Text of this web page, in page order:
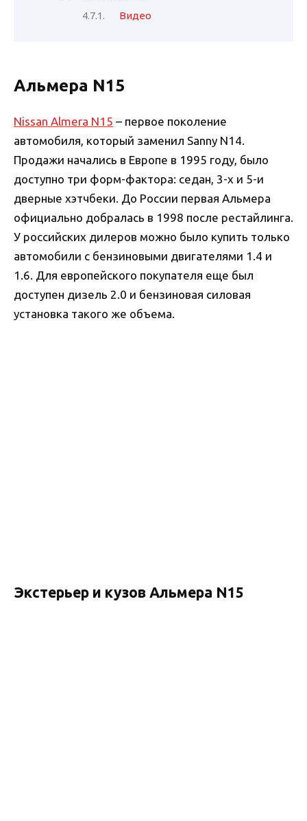
Видео
Альмера N15
Nissan Almera N15 – первое поколение
автомобиля, который заменил Sanny N14.
Продажи начались в Европе в 1995 году, было
доступно три форм-фактора: седан, 3-х и 5-и
дверные хэтчбеки. До России первая Альмера
официально добралась в 1998 после рестайлинга.
У российских дилеров можно было купить только
автомобили с бензиновыми двигателями 1.4 и
1.6. Для европейского покупателя еще был
доступен дизель 2.0 и бензиновая силовая
установка такого же объема.
Экстерьер и кузов Альмера N15